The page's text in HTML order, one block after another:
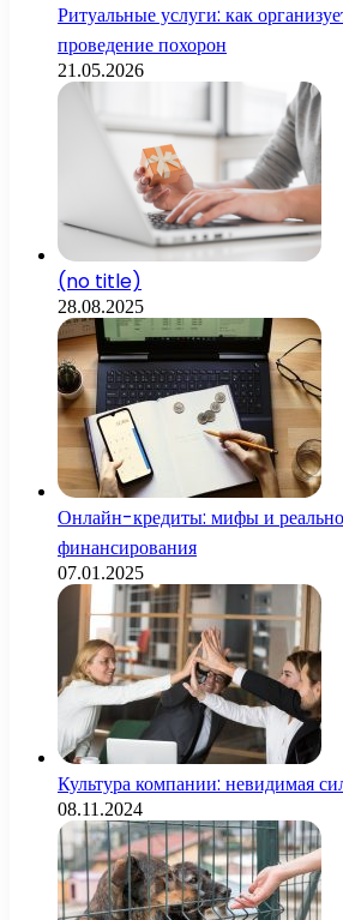
Ритуальные услуги: как
проведение похорон
21.05.2026
(no title)
28.08.2025
Онлайн-кредиты: мифы и
финансирования
07.01.2025
Культура компании: невидимая
08.11.2024